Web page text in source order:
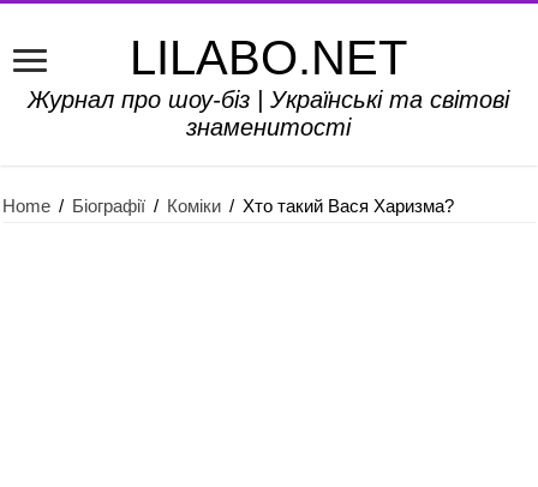
LILABO.NET
Журнал про шоу-біз | Українські та світові
знаменитості
Home / Біографії / Коміки / Хто такий Вася Харизма?